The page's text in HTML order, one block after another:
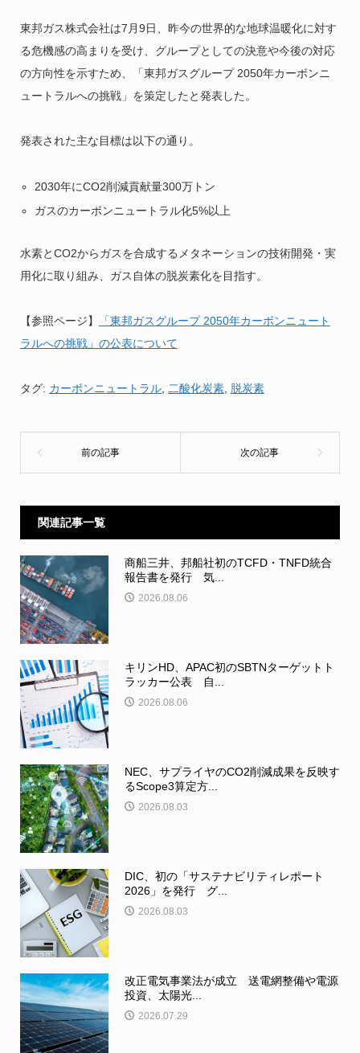
東邦ガス株式会社は7月9日、昨今の世界的な地球温暖化に対す
る危機感の高まりを受け、グループとしての決意や今後の対応
の方向性を示すため、「東邦ガスグループ 2050年カーボンニ
ュートラルへの挑戦」を策定したと発表した。
発表された主な目標は以下の通り。
2030年にCO2削減貢献量300万トン
ガスのカーボンニュートラル化5%以上
水素とCO2からガスを合成するメタネーションの技術開発・実
用化に取り組み、ガス自体の脱炭素化を目指す。
【参照ページ】
「東邦ガスグループ 2050年カーボンニュート
ラルへの挑戦」の公表について
タグ: カーボンニュートラル, 二酸化炭素, 脱炭素
関連記事一覧
商船三井、邦船社初のTCFD・TNFD統合
報告書を発行 気...
2026.08.06
キリンHD、APAC初のSBTNターゲットト
ラッカー公表 自...
2026.08.06
NEC、サプライヤのCO2削減成果を反映す
るScope3算定方...
2026.08.03
DIC、初の「サステナビリティレポート
2026」を発行 グ...
2026.08.03
改正電気事業法が成立 送電網整備や電源
投資、太陽光...
2026.07.29